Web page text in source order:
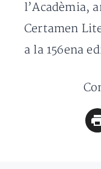
l’Acadèmia,
Certamen
a la 156ena